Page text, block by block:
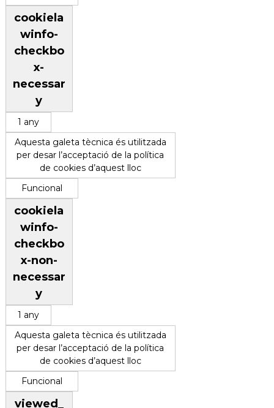
cookiela
winfo-
checkbo
x-
necessar
y
1 any
Aquesta galeta tècnica és utilitzada
per desar l’acceptació de la política
de cookies d’aquest lloc
Funcional
cookiela
winfo-
checkbo
x-non-
necessar
y
1 any
Aquesta galeta tècnica és utilitzada
per desar l’acceptació de la política
de cookies d’aquest lloc
Funcional
viewed_